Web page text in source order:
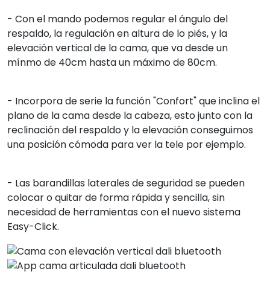
- Con el mando podemos regular el ángulo del
respaldo, la regulación en altura de lo piés, y la
elevación vertical de la cama, que va desde un
mínmo de 40cm hasta un máximo de 80cm.
- Incorpora de serie la función "Confort" que inclina el
plano de la cama desde la cabeza, esto junto con la
reclinación del respaldo y la elevación conseguimos
una posición cómoda para ver la tele por ejemplo.
- Las barandillas laterales de seguridad se pueden
colocar o quitar de forma rápida y sencilla, sin
necesidad de herramientas con el nuevo sistema
Easy-Click.